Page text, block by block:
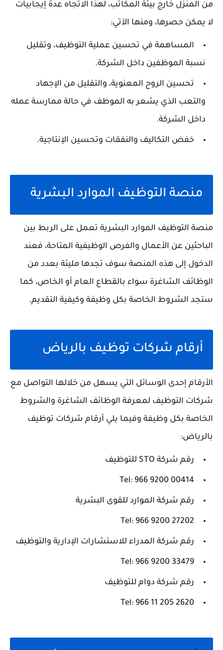
من المنزل خارج بيئة المكاتب، لهذا الاتجاه عدة إيجابيات
لا يمكن حصرها، ومنها الآتي:
المساهمة في تحسين عملية التوظيف، وتقليل
نسبة الموظفين داخل الشركة.
تحسين الروح المعنوية، والتقليل من الإجهاد
والتعب الذي يشعر به الموظف في حالة ممارسة عمله
داخل الشركة.
خفض التكاليف والنفقات وتحسين الإنتاجية.
منصة التوظيف الموارد البشرية
منصة التوظيف الموارد البشرية تعمل على الربط بين
الباحثين عن الأعمال والفرص الوظيفية المتاحة، فعند
الدخول إلى هذه المنصة سوف تجدها مليئة بعدد من
الوظائف الشاغرة سواء بالقطاع العام أو الخاص، كما
ستجد الشروط الخاصة بكل وظيفة وكيفية التقديم.
أرقام شركات توظيف بالرياض
الأرقام إحدى الوسائل التي يسهل من خلالها التواصل مع
شركات التوظيف لمعرفة الوظائف الشاغرة والشروط
الخاصة بكل وظيفة وفيما يلي أرقام شركات توظيف
بالرياض:
رقم شركة STO للتوظيف
Tel: 966 9200 00414
رقم شركة الموارد للقوى البشرية
Tel: 966 9200 27202
رقم شركة المدراء للاستشارات الإدارية والتوظيف
Tel: 966 9200 33479
رقم شركة دوام للتوظيف
Tel: 966 11 205 2620